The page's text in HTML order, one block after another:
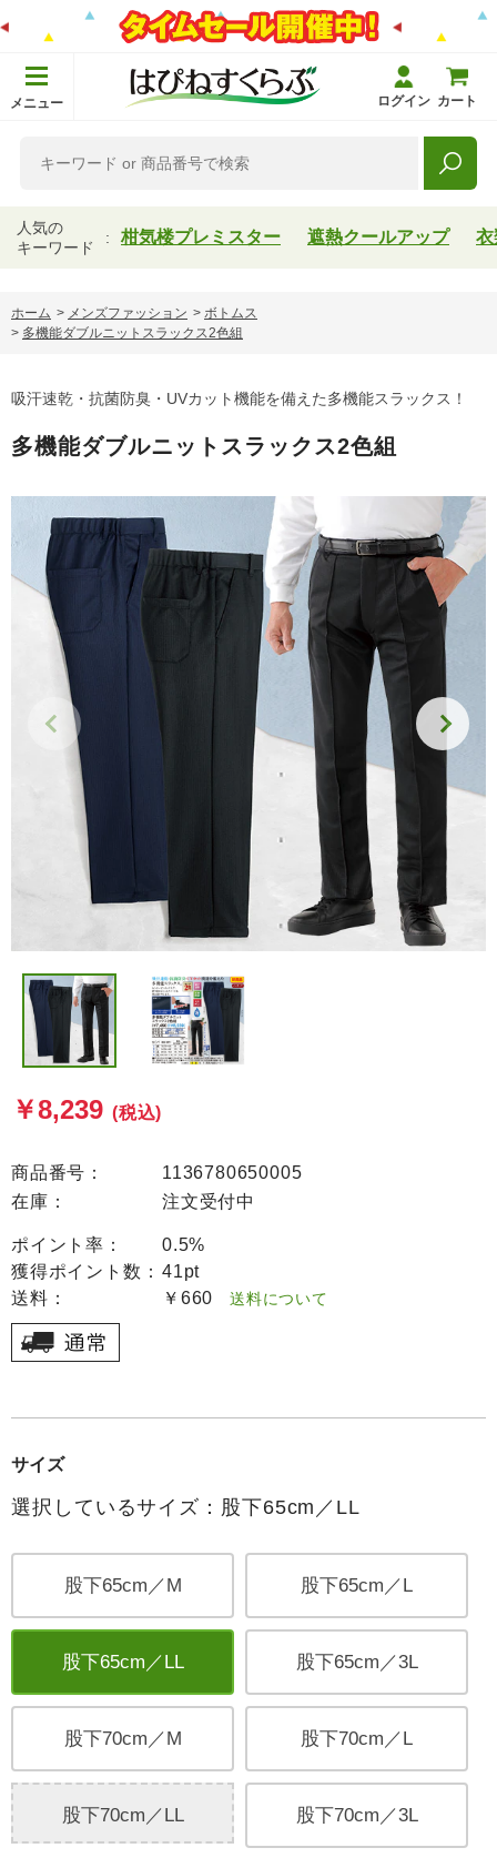
メニュー ログイン カート
人気の
キーワード
柑気楼プレミスター 遮熱クールアップ 衣
ホーム > メンズファッション > ボトムス
> 多機能ダブルニットスラックス2色組
吸汗速乾・抗菌防臭・UVカット機能を備えた多機能スラックス！
多機能ダブルニットスラックス2色組
￥8,239 (税込)
商品番号：
1136780650005
在庫：
注文受付中
ポイント率：
0.5%
獲得ポイント数： 41pt
送料：
￥660 送料について
サイズ
選択しているサイズ：股下65cm／LL
股下65cm／M 股下65cm／L
股下65cm／LL 股下65cm／3L
股下70cm／M 股下70cm／L
股下70cm／LL 股下70cm／3L